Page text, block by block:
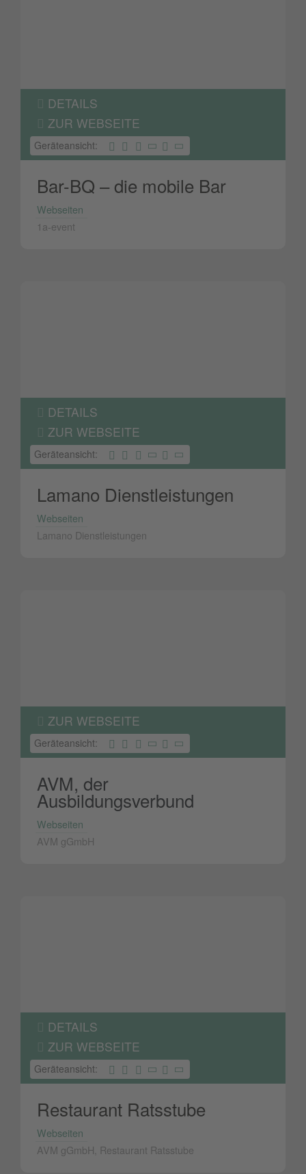
DETAILS
ZUR WEBSEITE
Geräteansicht:
Bar-BQ – die mobile Bar
Webseiten
1a-event
DETAILS
ZUR WEBSEITE
Geräteansicht:
Lamano Dienstleistungen
Webseiten
Lamano Dienstleistungen
ZUR WEBSEITE
Geräteansicht:
AVM, der
Ausbildungsverbund
Webseiten
AVM gGmbH
DETAILS
ZUR WEBSEITE
Geräteansicht:
Restaurant Ratsstube
Webseiten
AVM gGmbH, Restaurant Ratsstube